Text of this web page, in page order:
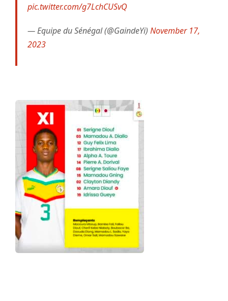
pic.twitter.com/g7LchCUSvQ
— Equipe du Sénégal (@GaindeYi) November 17,
2023